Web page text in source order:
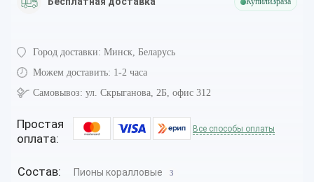
Город доставки: Минск, Беларусь
Можем доставить: 1-2 часа
Самовывоз: ул. Скрыганова, 2Б, офис 312
Простая
оплата:
Все способы оплаты
Состав: Пионы коралловые 3